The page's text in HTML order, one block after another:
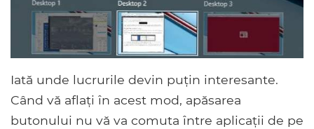
Iată unde lucrurile devin puțin interesante.
Când vă aflați în acest mod, apăsarea
butonului nu vă va comuta între aplicații de pe